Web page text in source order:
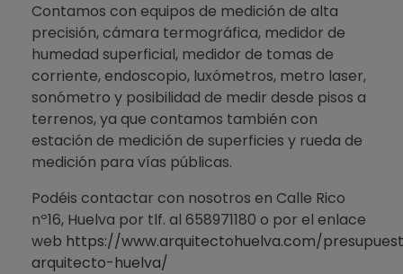
Contamos con equipos de medición de alta
precisión, cámara termográfica, medidor de
humedad superficial, medidor de tomas de
corriente, endoscopio, luxómetros, metro laser,
sonómetro y posibilidad de medir desde pisos a
terrenos, ya que contamos también con
estación de medición de superficies y rueda de
medición para vías públicas.
Podéis contactar con nosotros en Calle Rico
nº16, Huelva por tlf. al 658971180 o por el enlace
web https://www.arquitectohuelva.com/
arquitecto-huelva/